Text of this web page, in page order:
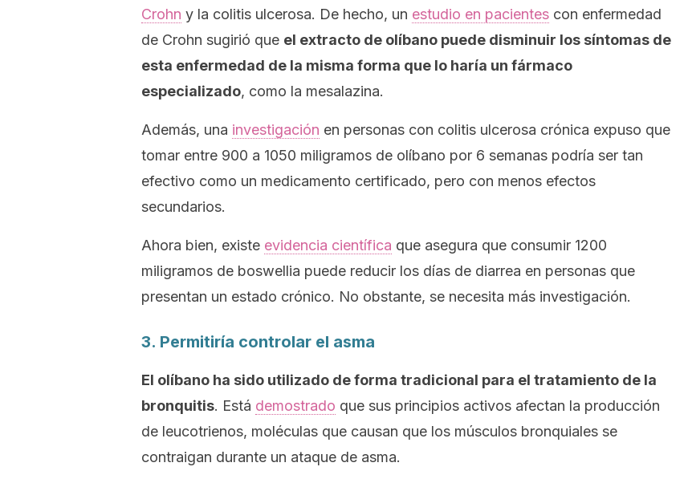
Crohn y la colitis ulcerosa. De hecho, un estudio en pacientes con enfermedad
de Crohn sugirió que el extracto de olíbano puede disminuir los síntomas de
esta enfermedad de la misma forma que lo haría un fármaco
especializado, como la mesalazina.
Además, una investigación en personas con colitis ulcerosa crónica expuso que
tomar entre 900 a 1050 miligramos de olíbano por 6 semanas podría ser tan
efectivo como un medicamento certificado, pero con menos efectos
secundarios.
Ahora bien, existe evidencia científica que asegura que consumir 1200
miligramos de boswellia puede reducir los días de diarrea en personas que
presentan un estado crónico. No obstante, se necesita más investigación.
3. Permitiría controlar el asma
El olíbano ha sido utilizado de forma tradicional para el tratamiento de la
bronquitis. Está demostrado que sus principios activos afectan la producción
de leucotrienos, moléculas que causan que los músculos bronquiales se
contraigan durante un ataque de asma.